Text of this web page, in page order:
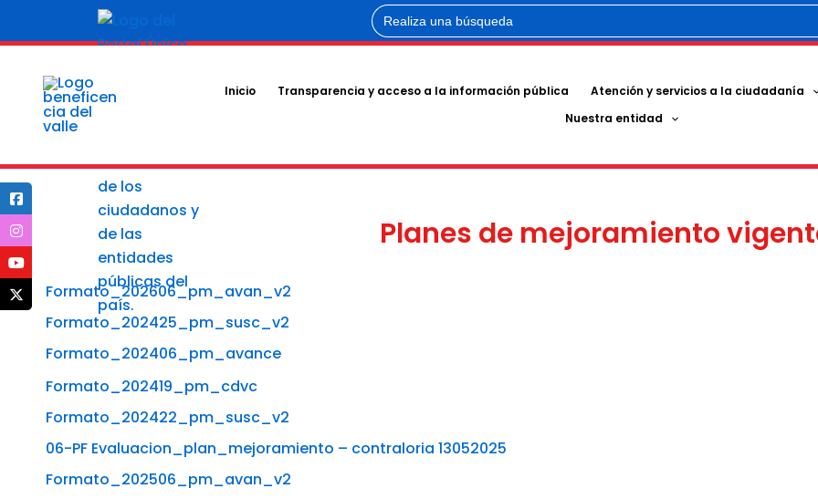
Buscar:
Inicio Transparencia y acceso a la información pública Atención y servicios a la ciudadanía
Nuestra entidad
Planes de mejoramiento
Formato_202606_pm_avan_v2
Formato_202425_pm_susc_v2
Formato_202406_pm_avance
Formato_202419_pm_cdvc
Formato_202422_pm_susc_v2
06-PF Evaluacion_plan_mejoramiento – contraloria 13052025
Formato_202506_pm_avan_v2